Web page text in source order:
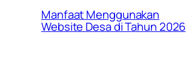
Manfaat Menggunakan
Website Desa di Tahun 2026